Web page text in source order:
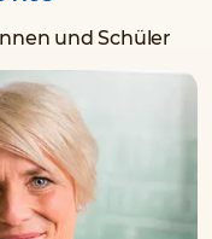
und Schüler